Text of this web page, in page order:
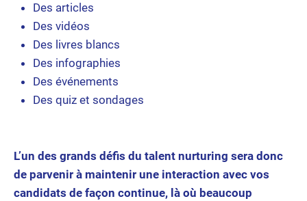
Des articles
Des vidéos
Des livres blancs
Des infographies
Des événements
Des quiz et sondages
L’un des grands défis du talent nurturing sera donc
de parvenir à maintenir une interaction avec vos
candidats de façon continue, là où beaucoup